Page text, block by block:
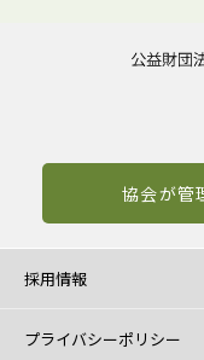
協会が管
採用情報
プライバシーポリシー